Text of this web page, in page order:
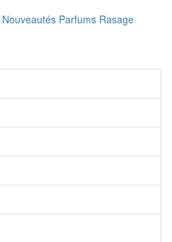
Nouveautés Parfums Rasage